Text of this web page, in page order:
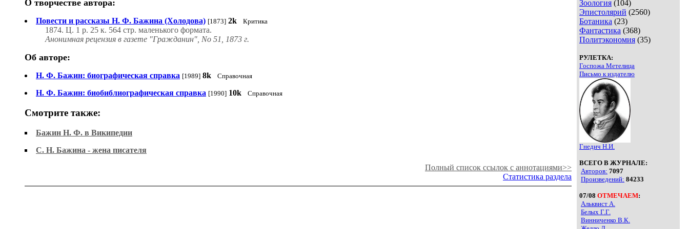
Зоология (104)
Эпистолярий (2560)
Ботаника (23)
Фантастика (368)
Политэкономия (35)
РУЛЕТКА:
Госпожа Метелица
Письмо к издателю
Гнедич Н.И.
ВСЕГО В ЖУРНАЛЕ:
Авторов: 7097
Произведений: 84233
07/08 ОТМЕЧАЕМ:
Альквист А.
Белых Г.Г.
Винниченко В.К.
О творчестве автора:
Повести и рассказы Н. Ф. Бажина (Холодова) [1873] 2k Критика
1874. Ц. 1 р. 25 к. 564 cтp. маленького формата.
Анонимная рецензия в газете "Гражданин", No 51, 1873 г.
Об авторе:
Н. Ф. Бажин: биографическая справка [1989] 8k Справочная
Н. Ф. Бажин: биобиблиографическая справка [1990] 10k Справочная
Смотрите также:
Бажин Н. Ф. в Википедии
С. Н. Бажина - жена писателя
Полный список ссылок с аннотациями>>
Статистика раздела